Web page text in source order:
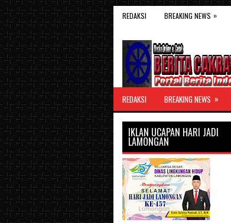
REDAKSI BREAKING NEWS »
REDAKSI BREAKING NEWS »
IKLAN UCAPAN HARI JADI
LAMONGAN